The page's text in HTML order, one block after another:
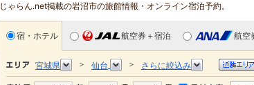
じゃらん.net掲載の岩沼市の旅館情報・オンライン宿泊予約。
宿・ホテル 航空券＋宿泊 航空
宮城県 ＞ 仙台 ＞ さらに絞込み